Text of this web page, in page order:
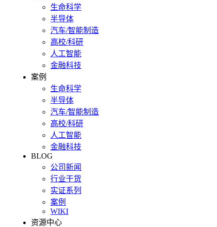
生命科学
半导体
汽车/智能制造
高校/科研
人工智能
金融科技
案例
生命科学
半导体
汽车/智能制造
高校/科研
人工智能
金融科技
BLOG
公司新闻
行业干货
实证系列
案例
WIKI
资源中心